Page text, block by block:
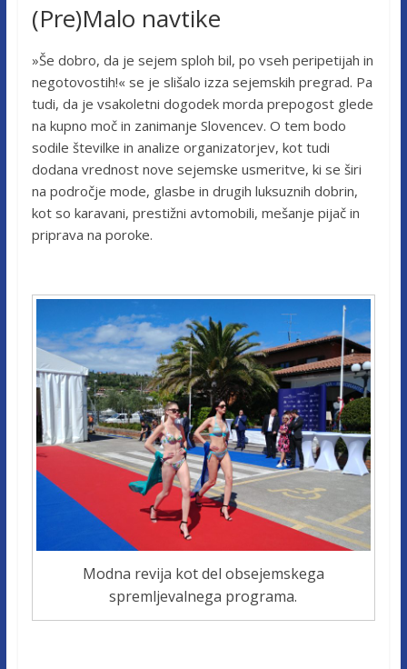
(Pre)Malo navtike
»Še dobro, da je sejem sploh bil, po vseh peripetijah in
negotovostih!« se je slišalo izza sejemskih pregrad. Pa
tudi, da je vsakoletni dogodek morda prepogost glede
na kupno moč in zanimanje Slovencev. O tem bodo
sodile številke in analize organizatorjev, kot tudi
dodana vrednost nove sejemske usmeritve, ki se širi
na področje mode, glasbe in drugih luksuznih dobrin,
kot so karavani, prestižni avtomobili, mešanje pijač in
priprava na poroke.
Modna revija kot del obsejemskega
spremljevalnega programa.